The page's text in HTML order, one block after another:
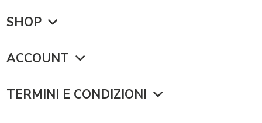
SHOP
ACCOUNT
TERMINI E CONDIZIONI